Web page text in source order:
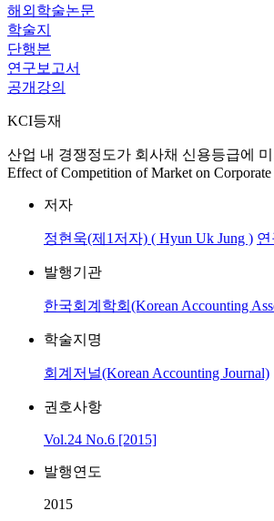
해외학술논문
학술지
단행본
연구보고서
공개강의
KCI등재
산업 내 경쟁정도가 회사채 신용등급에
Effect of Competition of Market on
저자
정현욱(제1저자) ( Hyun Uk Jung )
발행기관
한국회계학회(Korean Accounting
학술지명
회계저널(Korean Accounting Journal)
권호사항
Vol.24 No.6 [2015]
발행연도
2015